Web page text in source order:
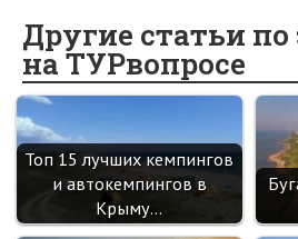
o
o
k
o
kl
as
sn
ik
i
er
Другие статьи по
на ТУРвопросе
Топ 15 лучших кемпингов
и автокемпингов в
Крыму…